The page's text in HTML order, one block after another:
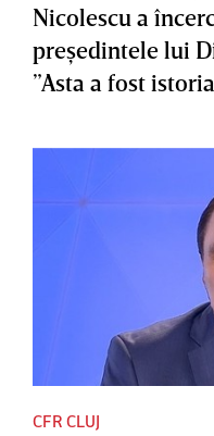
Nicolescu a
preşedintele lui
”Asta a fost
CFR CLUJ